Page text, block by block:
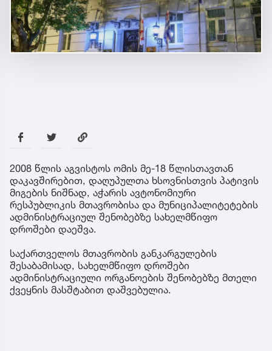
2008 წლის აგვისტოს ომის მე-18 წლისთავთან
დაკავშირებით, დაღუპულთა ხსოვნისთვის პატივის
მიგების ნიშნად, აჭარის ავტონომიური
რესპუბლიკის მთავრობისა და მუნიციპალიტეტების
ადმინისტრაციულ შენობებზე სახელმწიფო
დროშები დაეშვა.
საქართველოს მთავრობის განკარგულების
შესაბამისად, სახელმწიფო დროშები
ადმინისტრაციული ორგანოების შენობებზე მთელი
ქვეყნის მასშტაბით დაშვებულია.